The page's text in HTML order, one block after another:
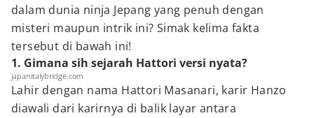
dalam dunia ninja Jepang yang penuh dengan
misteri maupun intrik ini? Simak kelima fakta
tersebut di bawah ini!
1. Gimana sih sejarah Hattori versi nyata?
japanitalybridge.com
Lahir dengan nama Hattori Masanari, karir Hanzo
diawali dari karirnya di balik layar antara